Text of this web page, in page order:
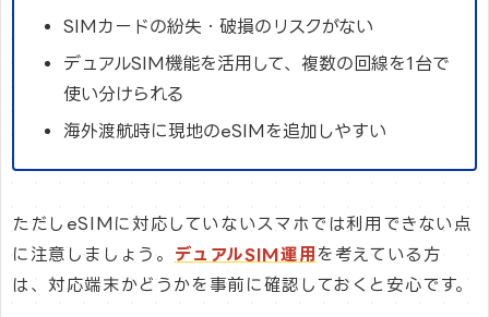
SIMカードの紛失・破損のリスクがない
デュアルSIM機能を活用して、複数の回線を1台で
使い分けられる
海外渡航時に現地のeSIMを追加しやすい
ただしeSIMに対応していないスマホでは利用できない点
に注意しましょう。 デュアルSIM運用 を考えている方
は、対応端末かどうかを事前に確認しておくと安心です。